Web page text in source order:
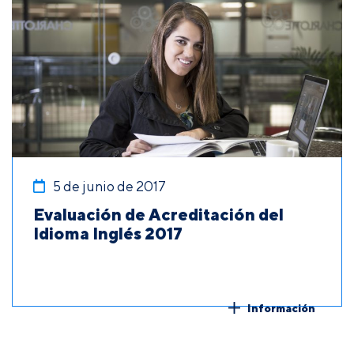
5 de junio de 2017
Evaluación de Acreditación del
Idioma Inglés 2017
Información